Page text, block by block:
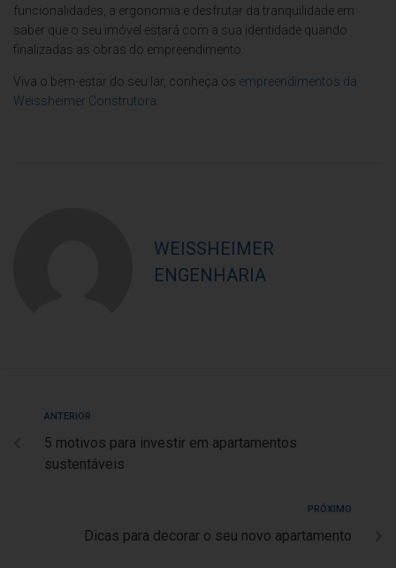
funcionalidades, a ergonomia e desfrutar da tranquilidade em
saber que o seu imóvel estará com a sua identidade quando
finalizadas as obras do empreendimento.
Viva o bem-estar do seu lar, conheça os empreendimentos da
Weissheimer Construtora
WEISSHEIMER
ENGENHARIA
ANTERIOR
5 motivos para investir em apartamentos
sustentáveis
PRÓXIMO
Dicas para decorar o seu novo apartamento